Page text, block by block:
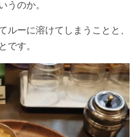
うのか。
ルーに溶けてしまうことと、
です。